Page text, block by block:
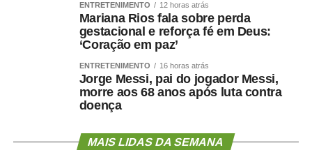
rigorosamente aquilo que assumi. Outros terão de
responder pelas escolhas que fizeram e pela maneira
como decidiram fazê-las.”
Nota na íntegra:
Política se faz com responsabilidade, compromisso,
Wellington Fagundes e o Partido Liberal de Mato Grosso
ENTRETENIMENTO 12 horas atrás
Mariana Rios fala sobre perda
gestacional e reforça fé em Deus:
‘Coração em paz’
ENTRETENIMENTO 16 horas atrás
Jorge Messi, pai do jogador Messi,
morre aos 68 anos após luta contra
doença
MAIS LIDAS DA SEMANA